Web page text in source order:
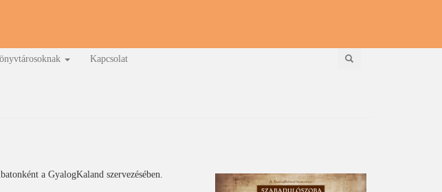
Kapcsolat Keresés
a GyalogKaland szervezésében.